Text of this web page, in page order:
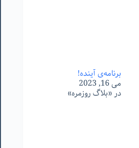
برنامه‌ی آینده!
می 16, 2023
در «بلاگ روزمره»